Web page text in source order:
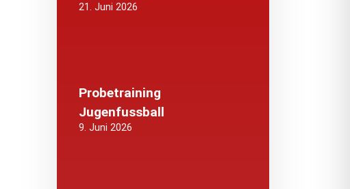
21. Juni 2026
Probetraining
Jugenfussball
9. Juni 2026